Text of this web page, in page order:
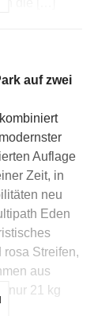
auf zwei
Auflage
Zeit, in
neu
Eden
rosa Streifen,
aus
nur 21 kg